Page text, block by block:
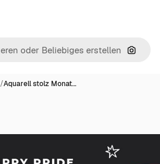
Nach
/Aquarell stolz Monat…